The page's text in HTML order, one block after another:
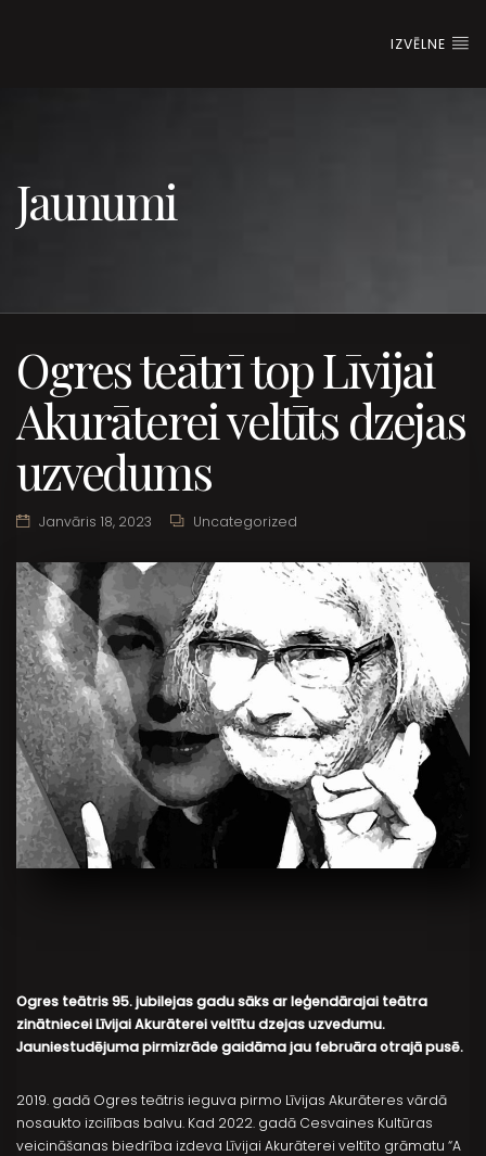
IZVĒLNE
Jaunumi
Ogres teātrī top Līvijai
Akurāterei veltīts dzejas
uzvedums
Janvāris 18, 2023 Uncategorized
Ogres teātris 95. jubilejas gadu sāks ar leģendārajai teātra
zinātniecei Līvijai Akurāterei veltītu dzejas uzvedumu.
Jauniestudējuma pirmizrāde gaidāma jau februāra otrajā pusē.
2019. gadā Ogres teātris ieguva pirmo Līvijas Akurāteres vārdā
nosaukto izcilības balvu. Kad 2022. gadā Cesvaines Kultūras
veicināšanas biedrība izdeva Līvijai Akurāterei veltīto grāmatu “A